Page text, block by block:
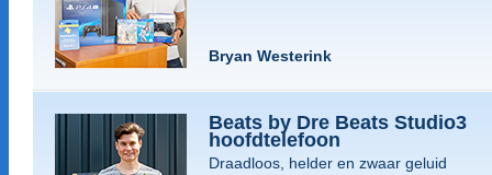
Bryan Westerink
Beats by Dre Beats Studio3
hoofdtelefoon
Draadloos, helder en zwaar geluid